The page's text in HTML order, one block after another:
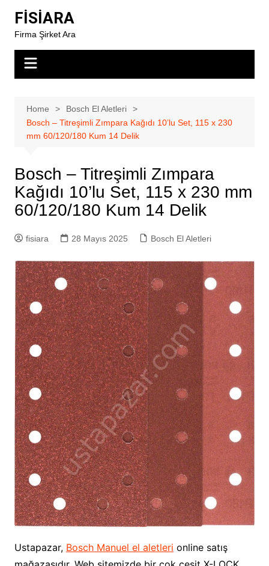
content
FİSİARA
Firma Şirket Ara
Home
Bosch El Aletleri
Bosch – Titreşimli Zımpara Kağıdı 10’lu Set, 115 x 230
mm 60/120/180 Kum 14 Delik
Bosch – Titreşimli Zımpara
Kağıdı 10’lu Set, 115 x 230 mm
60/120/180 Kum 14 Delik
fisiara 28 Mayıs 2025 Bosch El Aletleri
Ustapazar, Bosch Manuel el aletleri online satış